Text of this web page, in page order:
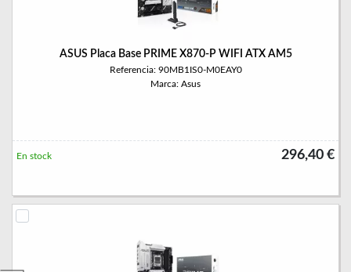
ASUS Placa Base PRIME X870-P WIFI ATX AM5
Referencia: 90MB1IS0-M0EAY0
Marca: Asus
296,40 €
En stock